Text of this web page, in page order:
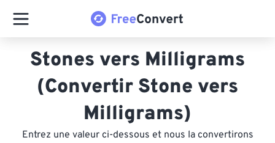
Stones vers Milligrams
(Convertir Stone vers
Milligrams)
Entrez une valeur ci-dessous et nous la convertirons